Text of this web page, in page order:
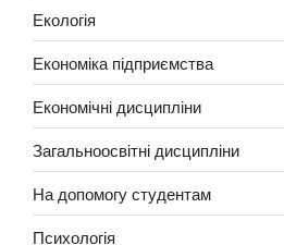
Екологія
Економіка підприємства
Економічні дисципліни
Загальноосвітні дисципліни
На допомогу студентам
Психологія